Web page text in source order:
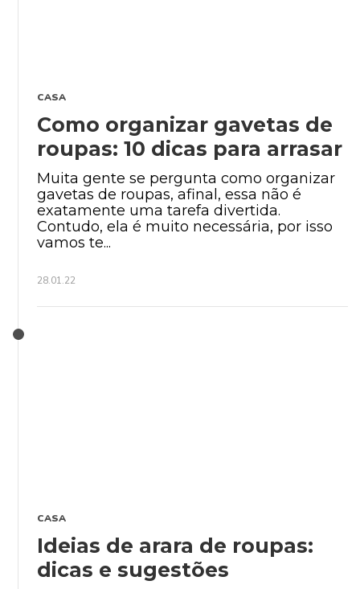
CASA
Como organizar gavetas de
roupas: 10 dicas para arrasar
Muita gente se pergunta como organizar
gavetas de roupas, afinal, essa não é
exatamente uma tarefa divertida.
Contudo, ela é muito necessária, por isso
vamos te...
28.01.22
CASA
Ideias de arara de roupas:
dicas e sugestões